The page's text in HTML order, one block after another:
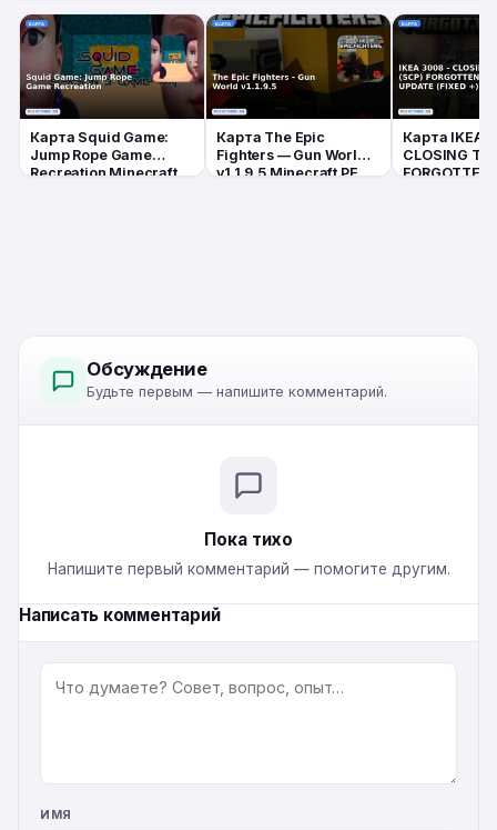
Карта Squid Game:
Jump Rope Game
Recreation Minecraft
Карта The Epic
Fighters — Gun World
v1.1.9.5 Minecraft PE
Карта IKEA
CLOSING
FORGOTTEN
Обсуждение
Будьте первым — напишите комментарий.
Пока тихо
Напишите первый комментарий — помогите другим.
Написать комментарий
КОММЕНТАРИЙ
ИМЯ